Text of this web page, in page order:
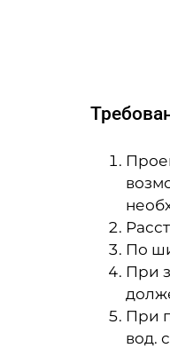
По
При
При
вод.